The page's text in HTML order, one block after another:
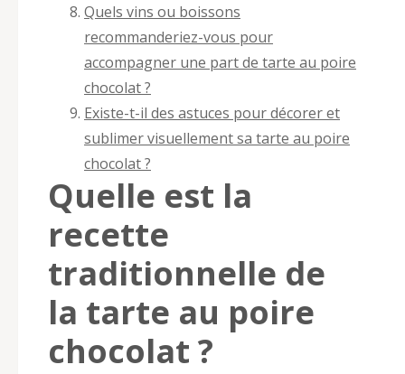
Quels vins ou boissons
recommanderiez-vous pour
accompagner une part de tarte au poire
chocolat ?
Existe-t-il des astuces pour décorer et
sublimer visuellement sa tarte au poire
chocolat ?
Quelle est la
recette
traditionnelle de
la tarte au poire
chocolat ?